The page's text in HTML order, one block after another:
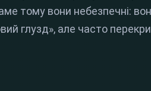
тому вони небезпечні:
глузд», але часто